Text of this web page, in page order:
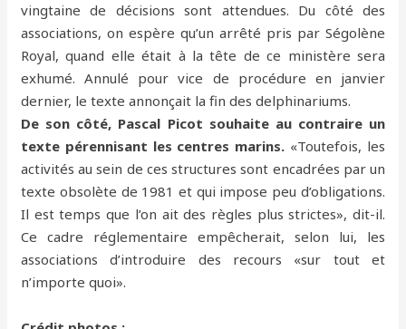
vingtaine de décisions sont attendues. Du côté des
associations, on espère qu’un arrêté pris par Ségolène
Royal, quand elle était à la tête de ce ministère sera
exhumé. Annulé pour vice de procédure en janvier
dernier, le texte annonçait la fin des delphinariums.
De son côté, Pascal Picot souhaite au contraire un
texte pérennisant les centres marins. «Toutefois, les
activités au sein de ces structures sont encadrées par un
texte obsolète de 1981 et qui impose peu d’obligations.
Il est temps que l’on ait des règles plus strictes», dit-il.
Ce cadre réglementaire empêcherait, selon lui, les
associations d’introduire des recours «sur tout et
n’importe quoi».